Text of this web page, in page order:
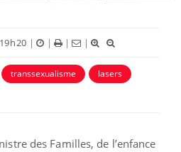
| | | |
transsexualisme
lasers
des Familles, de l’enfance